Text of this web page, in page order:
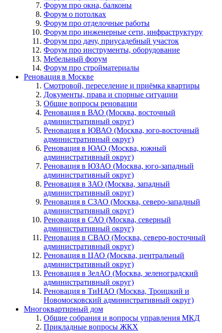
Форум про окна, балконы
Форум о потолках
Форум про отделочные работы
Форум про инженерные сети, инфраструктуру
Форум про дачу, приусадебный участок
Форум про инструменты, оборудование
Мебельный форум
Форум про стройматериалы
Реновация в Москве
Смотровой, переселение и приёмка квартиры
Документы, права и спорные ситуации
Общие вопросы реновации
Реновация в ВАО (Москва, восточный
административный округ)
Реновация в ЮВАО (Москва, юго-восточный
административный округ)
Реновация в ЮАО (Москва, южный
административный округ)
Реновация в ЮЗАО (Москва, юго-западный
административный округ)
Реновация в ЗАО (Москва, западный
административный округ)
Реновация в СЗАО (Москва, северо-западный
административный округ)
Реновация в САО (Москва, северный
административный округ)
Реновация в СВАО (Москва, северо-восточный
административный округ)
Реновация в ЦАО (Москва, центральный
административный округ)
Реновация в ЗелАО (Москва, зеленоградский
административный округ)
Реновация в ТиНАО (Москва, Троицкий и
Новомосковский административный округ)
Многоквартирный дом
Общие собрания и вопросы управления МКД
Прикладные вопросы ЖКХ